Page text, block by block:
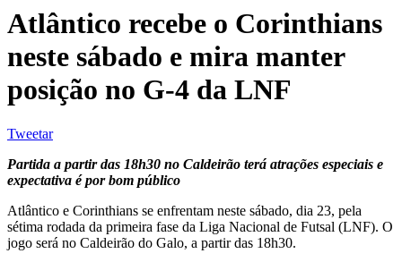
Atlântico recebe o Corinthians
neste sábado e mira manter
posição no G-4 da LNF
Tweetar
Partida a partir das 18h30 no Caldeirão terá atrações especiais e
expectativa é por bom público
Atlântico e Corinthians se enfrentam neste sábado, dia 23, pela
sétima rodada da primeira fase da Liga Nacional de Futsal (LNF). O
jogo será no Caldeirão do Galo, a partir das 18h30.